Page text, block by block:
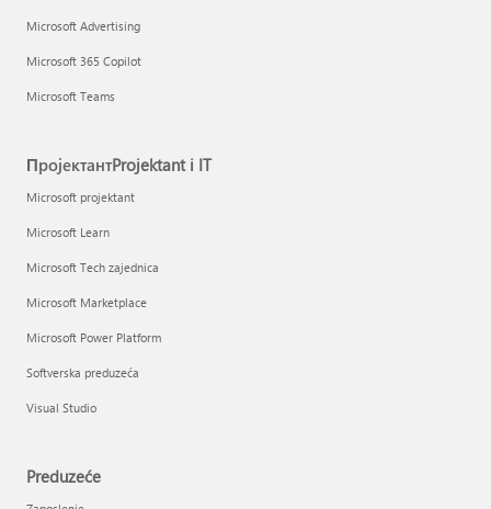
Microsoft Advertising
Microsoft 365 Copilot
Microsoft Teams
ПројектантProjektant i IT
Microsoft projektant
Microsoft Learn
Microsoft Tech zajednica
Microsoft Marketplace
Microsoft Power Platform
Softverska preduzeća
Visual Studio
Preduzeće